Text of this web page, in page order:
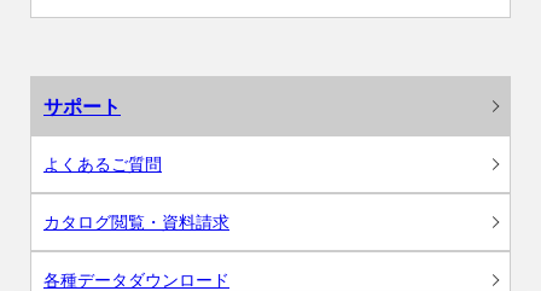
サポート
よくあるご質問
カタログ閲覧・資料請求
各種データダウンロード